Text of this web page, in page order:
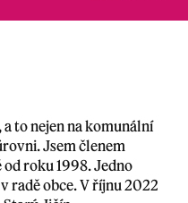
to nejen na komunální
Jsem členem
roku 1998. Jedno
radě obce. V říjnu 2022